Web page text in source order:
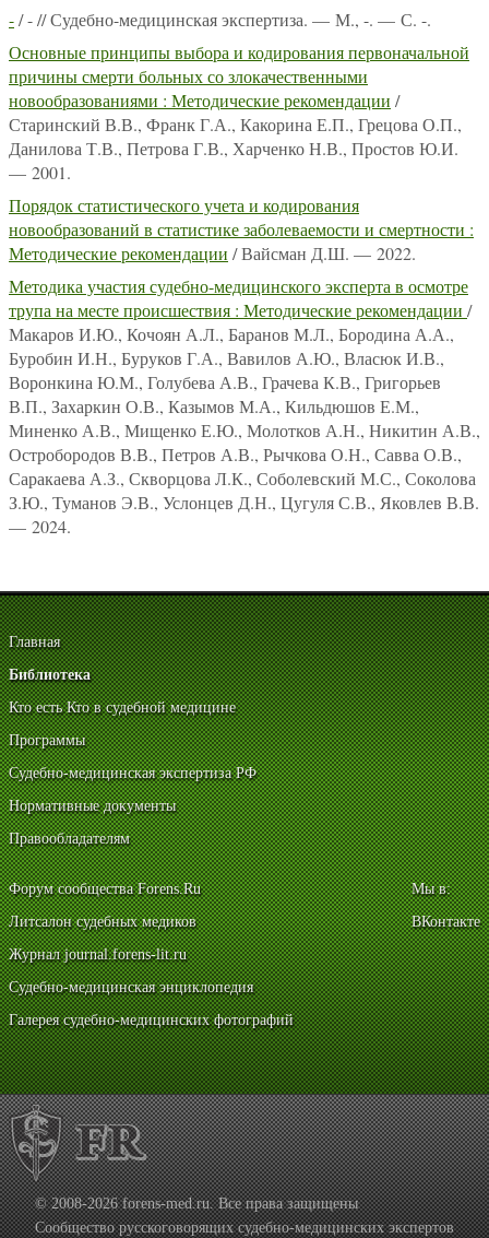
-/ - // Судебно-медицинская экспертиза. — М., -. — С. -.
Основные принципы выбора и кодирования первоначальной
причины смерти больных со злокачественными
новообразованиями : Методические рекомендации /
Старинский В.В., Франк Г.А., Какорина Е.П., Грецова О.П.,
Данилова Т.В., Петрова Г.В., Харченко Н.В., Простов Ю.И.
— 2001.
Порядок статистического учета и кодирования
новообразований в статистике заболеваемости и смертности :
Методические рекомендации / Вайсман Д.Ш. — 2022.
Методика участия судебно-медицинского эксперта в осмотре
трупа на месте происшествия : Методические рекомендации /
Макаров И.Ю., Кочоян А.Л., Баранов М.Л., Бородина А.А.,
Буробин И.Н., Буруков Г.А., Вавилов А.Ю., Власюк И.В.,
Воронкина Ю.М., Голубева А.В., Грачева К.В., Григорьев
В.П., Захаркин О.В., Казымов М.А., Кильдюшов Е.М.,
Миненко А.В., Мищенко Е.Ю., Молотков А.Н., Никитин А.В.,
Остробородов В.В., Петров А.В., Рычкова О.Н., Савва О.В.,
Саракаева А.З., Скворцова Л.К., Соболевский М.С., Соколова
З.Ю., Туманов Э.В., Услонцев Д.Н., Цугуля С.В., Яковлев В.В.
— 2024.
Главная
Библиотека
Кто есть Кто в судебной медицине
Программы
Судебно-медицинская экспертиза РФ
Нормативные документы
Правообладателям
Форум сообщества Forens.Ru
Литсалон судебных медиков
Журнал journal.forens-lit.ru
Судебно-медицинская энциклопедия
Галерея судебно-медицинских фотографий
Мы в:
ВКонтакте
© 2008-2026 forens-med.ru. Все права защищены
Сообщество русскоговорящих судебно-медицинских экспертов